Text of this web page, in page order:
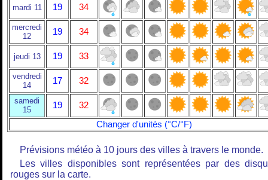
mardi 11 19 34
mercredi
12
19 34
jeudi 13 19 33
vendredi
14
17 32
samedi
15
19
32
Changer d'unités (°C/°F)
Prévisions météo à 10 jours des villes à travers le monde.
Les villes disponibles sont représentées par des
rouges sur la carte.